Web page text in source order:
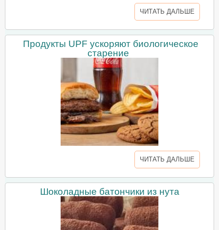
ЧИТАТЬ ДАЛЬШЕ
Продукты UPF ускоряют биологическое
старение
ЧИТАТЬ ДАЛЬШЕ
Шоколадные батончики из нута